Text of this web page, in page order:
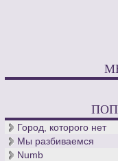
Город, которого нет
Мы разбиваемся
Numb